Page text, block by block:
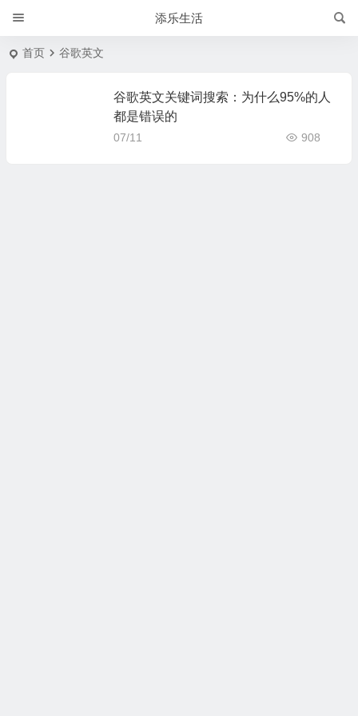
添乐生活
首页 谷歌英文
谷歌英文关键词搜索：为什么95%的人
都是错误的
07/11 908